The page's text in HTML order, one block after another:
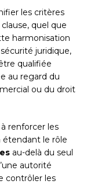
les critères
quel que
harmonisation
juridique,
qualifiée
au regard du
ou du droit
renforcer les
le rôle
au-delà du seul
autorité
contrôler les